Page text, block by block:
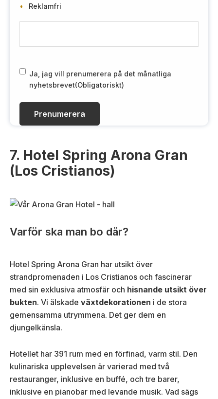
Reklamfri
m
i
O
l
a
t
i
k
R
D
O
g
a
r
s
)
Ja, jag vill prenumerera på det månatliga
nyhetsbrevet(Obligatoriskt)
7. Hotel Spring Arona Gran
(Los Cristianos)
Varför ska man bo där?
Hotel Spring Arona Gran har utsikt över
strandpromenaden i Los Cristianos och fascinerar
med sin exklusiva atmosfär och hisnande utsikt över
bukten. Vi älskade växtdekorationen i de stora
gemensamma utrymmena. Det ger dem en
djungelkänsla.
Hotellet har 391 rum med en förfinad, varm stil. Den
kulinariska upplevelsen är varierad med två
restauranger, inklusive en buffé, och tre barer,
inklusive en pianobar med levande musik. Vad sägs